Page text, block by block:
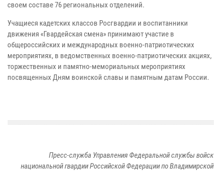
своем составе 76 региональных отделений.
Учащиеся кадетских классов Росгвардии и воспитанники
движения «Гвардейская смена» принимают участие в
общероссийских и международных военно-патриотических
мероприятиях, в ведомственных военно-патриотических акциях,
торжественных и памятно-мемориальных мероприятиях
посвященных Дням воинской славы и памятным датам России.
Пресс-служба Управления Федеральной службы войск
национальной гвардии Российской Федерации по Владимирской